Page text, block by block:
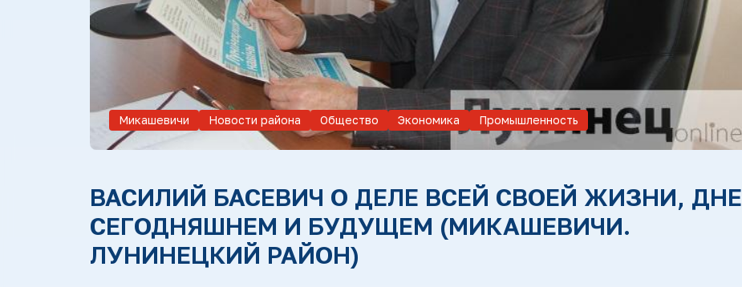
Микашевичи Новости района Общество Экономика Промышленность
ВАСИЛИЙ БАСЕВИЧ О ДЕЛЕ ВСЕЙ СВОЕЙ ЖИЗНИ, ДНЕ
СЕГОДНЯШНЕМ И БУДУЩЕМ (МИКАШЕВИЧИ.
ЛУНИНЕЦКИЙ РАЙОН)